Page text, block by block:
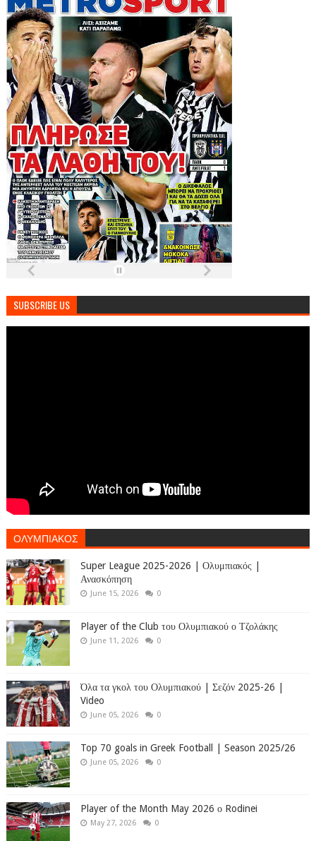
SUBSCRIBE US
ΟΛΥΜΠΙΑΚΟΣ
Super League 2025-2026 | Ολυμπιακός |
Ανασκόπηση
June 15, 2026 0
Player of the Club του Ολυμπιακού ο Τζολάκης
June 11, 2026 0
Όλα τα γκολ του Ολυμπιακού | Σεζόν 2025-26 |
Video
June 05, 2026 0
Top 70 goals in Greek Football | Season 2025/26
June 05, 2026 0
Player of the Month May 2026 ο Rodinei
May 27, 2026 0